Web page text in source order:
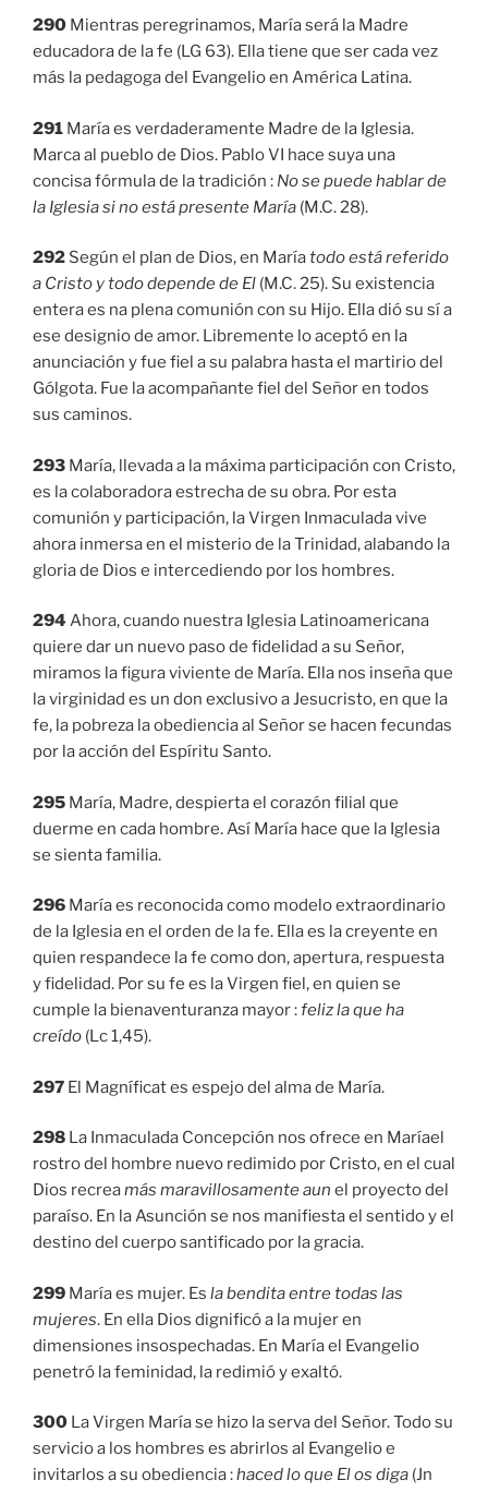
290 Mientras peregrinamos, María será la Madre
educadora de la fe (LG 63). Ella tiene que ser cada vez
más la pedagoga del Evangelio en América Latina.
291 María es verdaderamente Madre de la Iglesia.
Marca al pueblo de Dios. Pablo VI hace suya una
concisa fórmula de la tradición : No se puede hablar de
la Iglesia si no está presente María (M.C. 28).
292 Según el plan de Dios, en Maríatodo está referido
a Cristo y todo depende de El (M.C. 25). Su existencia
entera es na plena comunión con su Hijo. Ella dió su sí a
ese designio de amor. Libremente lo aceptó en la
anunciación y fue fiel a su palabra hasta el martirio del
Gólgota. Fue la acompañante fiel del Señor en todos
sus caminos.
293 María, llevada a la máxima participación con Cristo,
es la colaboradora estrecha de su obra. Por esta
comunión y participación, la Virgen Inmaculada vive
ahora inmersa en el misterio de la Trinidad, alabando la
gloria de Dios e intercediendo por los hombres.
294 Ahora, cuando nuestra Iglesia Latinoamericana
quiere dar un nuevo paso de fidelidad a su Señor,
miramos la figura viviente de María. Ella nos inseña que
la virginidad es un don exclusivo a Jesucristo, en que la
fe, la pobreza la obediencia al Señor se hacen fecundas
por la acción del Espíritu Santo.
295 María, Madre, despierta el corazón filial que
duerme en cada hombre. Así María hace que la Iglesia
se sienta familia.
296 María es reconocida como modelo extraordinario
de la Iglesia en el orden de la fe. Ella es la creyente en
quien respandece la fe como don, apertura, respuesta
y fidelidad. Por su fe es la Virgen fiel, en quien se
cumple la bienaventuranza mayor :feliz la que ha
creído (Lc 1,45).
297 El Magníficat es espejo del alma de María.
298 La Inmaculada Concepción nos ofrece en Maríael
rostro del hombre nuevo redimido por Cristo, en el cual
Dios recreamás maravillosamente aun el proyecto del
paraíso. En la Asunción se nos manifiesta el sentido y el
destino del cuerpo santificado por la gracia.
299 María es mujer. Es la bendita entre todas las
mujeres. En ella Dios dignificó a la mujer en
dimensiones insospechadas. En María el Evangelio
penetró la feminidad, la redimió y exaltó.
300 La Virgen María se hizo la serva del Señor. Todo su
servicio a los hombres es abrirlos al Evangelio e
invitarlos a su obediencia :haced lo que El os diga (Jn